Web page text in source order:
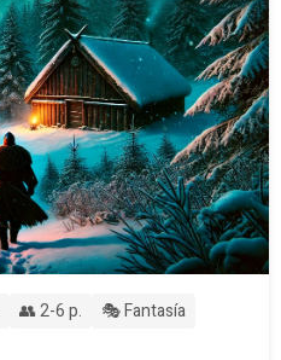
👥 2-6 p.
🎭 Fantasía